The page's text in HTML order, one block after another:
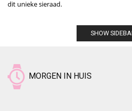
dit unieke sieraad.
SHOW
MORGEN IN HUIS